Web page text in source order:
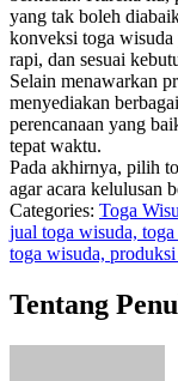
yang tak boleh
konveksi toga
rapi, dan sesuai
Selain menawarkan
menyediakan
perencanaan yang
tepat waktu.
Pada akhirnya, pilih
agar acara kelulusan
Categories: Toga
jual toga wisuda,
toga wisuda,
Tentang